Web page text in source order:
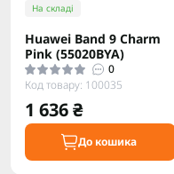
На складі
Huawei Band 9 Charm
Pink (55020BYA)
0
Код товару: 100035
1 636 ₴
До кошика